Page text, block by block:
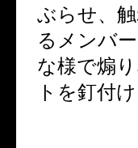
ぶらせ、
るメンバ
な様で煽
トを釘付